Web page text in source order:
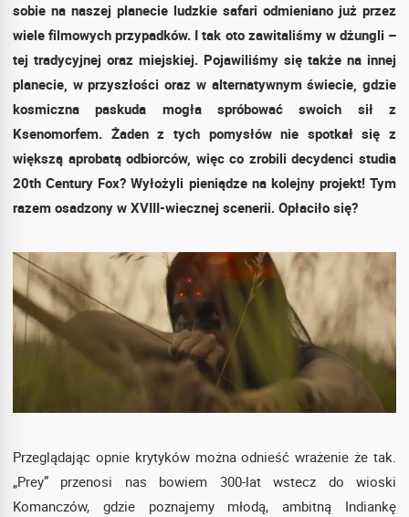
sobie na naszej planecie ludzkie safari odmieniano już przez
wiele filmowych przypadków. I tak oto zawitaliśmy w dżungli –
tej tradycyjnej oraz miejskiej. Pojawiliśmy się także na innej
planecie, w przyszłości oraz w alternatywnym świecie, gdzie
kosmiczna paskuda mogła spróbować swoich sił z
Ksenomorfem. Żaden z tych pomysłów nie spotkał się z
większą aprobatą odbiorców, więc co zrobili decydenci studia
20th Century Fox? Wyłożyli pieniądze na kolejny projekt! Tym
razem osadzony w XVIII-wiecznej scenerii. Opłaciło się?
Przeglądając opnie krytyków można odnieść wrażenie że tak.
„Prey” przenosi nas bowiem 300-lat wstecz do wioski
Komanczów, gdzie poznajemy młodą, ambitną Indiankę